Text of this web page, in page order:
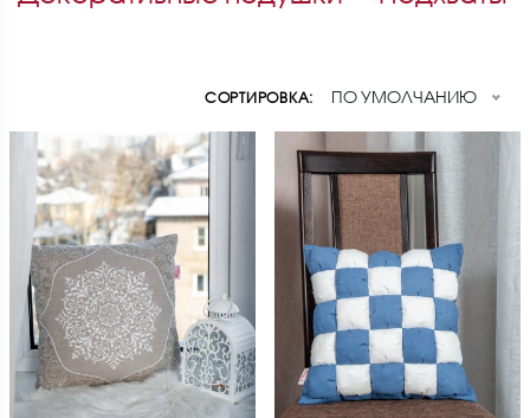
СОРТИРОВКА: ПО УМОЛЧАНИЮ